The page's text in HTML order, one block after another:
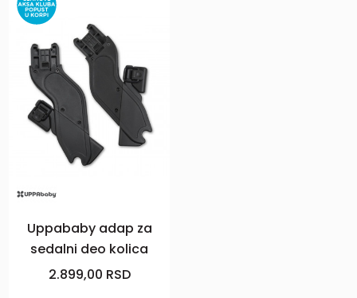
Uppababy adap za
sedalni deo kolica
Vista V2,donji
2.899,00 RSD